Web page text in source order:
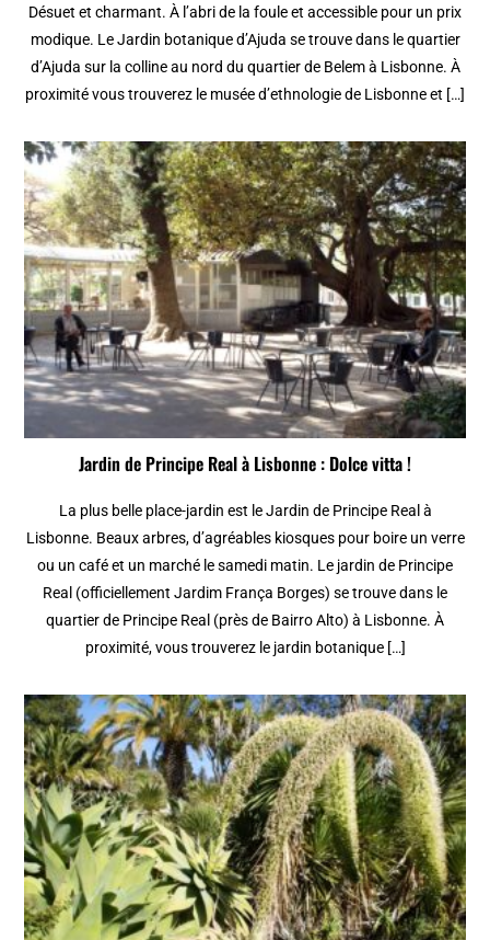
Désuet et charmant. À l’abri de la foule et accessible pour un prix
modique. Le Jardin botanique d’Ajuda se trouve dans le quartier
d’Ajuda sur la colline au nord du quartier de Belem à Lisbonne. À
proximité vous trouverez le musée d’ethnologie de Lisbonne et […]
Jardin de Principe Real à Lisbonne : Dolce vitta !
La plus belle place-jardin est le Jardin de Principe Real à
Lisbonne. Beaux arbres, d’agréables kiosques pour boire un verre
ou un café et un marché le samedi matin. Le jardin de Principe
Real (officiellement Jardim França Borges) se trouve dans le
quartier de Principe Real (près de Bairro Alto) à Lisbonne. À
proximité, vous trouverez le jardin botanique […]